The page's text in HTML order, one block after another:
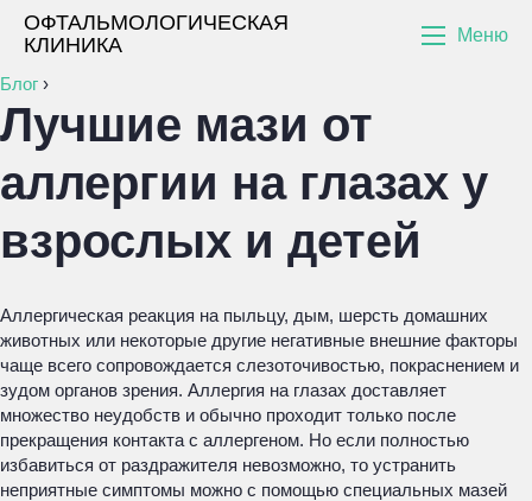
ОФТАЛЬМОЛОГИЧЕСКАЯ
КЛИНИКА
Меню
Блог ›
Лучшие мази от
аллергии на глазах у
взрослых и детей
Аллергическая реакция на пыльцу, дым, шерсть домашних
животных или некоторые другие негативные внешние факторы
чаще всего сопровождается слезоточивостью, покраснением и
зудом органов зрения. Аллергия на глазах доставляет
множество неудобств и обычно проходит только после
прекращения контакта с аллергеном. Но если полностью
избавиться от раздражителя невозможно, то устранить
неприятные симптомы можно с помощью специальных мазей